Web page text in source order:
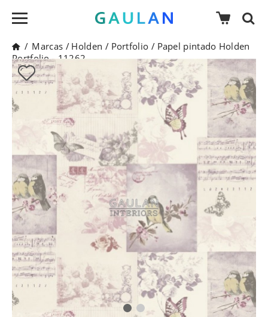
/ Marcas / Holden / Portfolio / Papel pintado Holden
Portfolio - 11262